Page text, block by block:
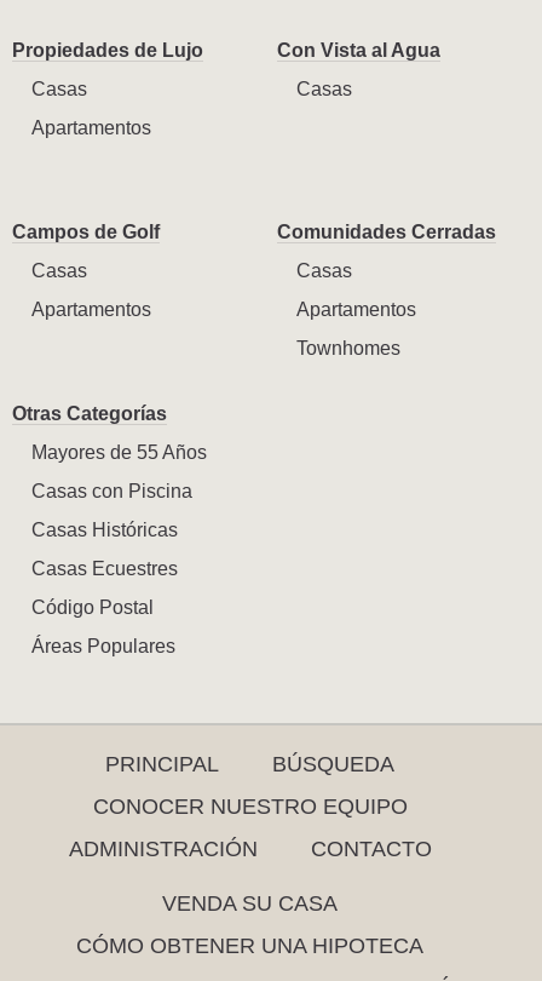
Propiedades de Lujo
Casas
Apartamentos
Con Vista al Agua
Casas
Campos de Golf
Casas
Apartamentos
Comunidades Cerradas
Casas
Apartamentos
Townhomes
Otras Categorías
Mayores de 55 Años
Casas con Piscina
Casas Históricas
Casas Ecuestres
Código Postal
Áreas Populares
PRINCIPAL
BÚSQUEDA
CONOCER NUESTRO EQUIPO
ADMINISTRACIÓN
CONTACTO
VENDA SU CASA
CÓMO OBTENER UNA HIPOTECA